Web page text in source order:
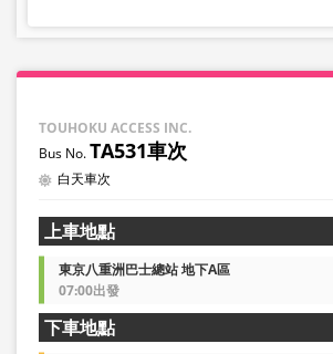
TOUHOKU ACCESS INC.
TA531車次
白天車次
上車地點
東京八重洲巴士總站 地下A區
07:00出發
下車地點